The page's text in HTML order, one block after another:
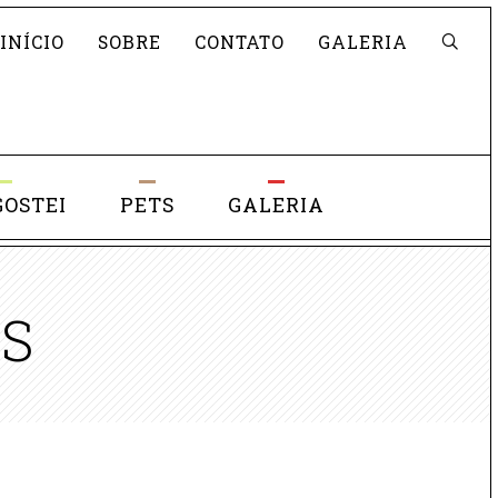
Pesquisar
INÍCIO
SOBRE CONTATO GALERIA
PETS GALERIA